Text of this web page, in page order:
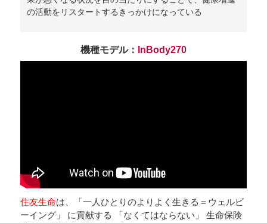
の活動をリスタートするきっかけになっている
機種モデル： InBody270
住友生命は、「一人ひとりのよりよく生きる＝ウェルビ
ーイング」 に貢献する 「なくてはならない」 生命保険